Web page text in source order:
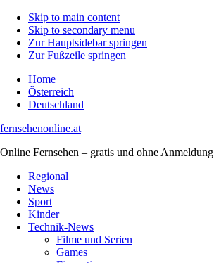
Skip to main content
Skip to secondary menu
Zur Hauptsidebar springen
Zur Fußzeile springen
Home
Österreich
Deutschland
fernsehenonline.at
Online Fernsehen – gratis und ohne Anmeldung
Regional
News
Sport
Kinder
Technik-News
Filme und Serien
Games